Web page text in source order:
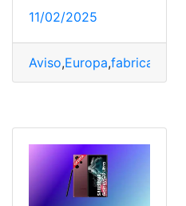
11/02/2025
Aviso,Europa,fabricado